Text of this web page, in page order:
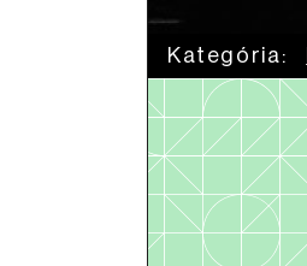
Kategória: